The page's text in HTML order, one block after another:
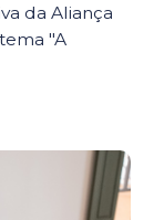
da Aliança
"A